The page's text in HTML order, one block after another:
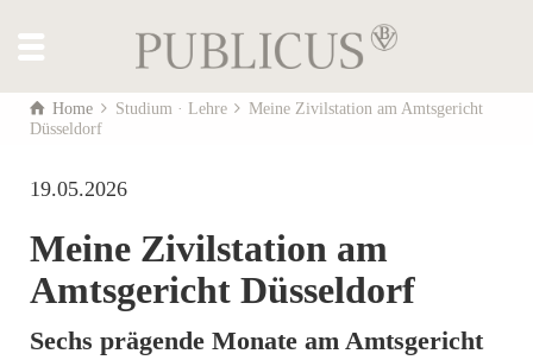
Home Studium · Lehre
Meine Zivilstation am Amtsgericht
Düsseldorf
19.05.2026
Meine Zivilstation am
Amtsgericht Düsseldorf
Sechs prägende Monate am Amtsgericht